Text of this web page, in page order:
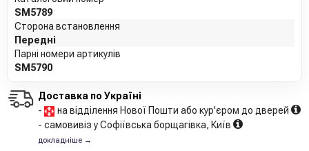
SM5789
Сторона встановлення
Передні
Парні номери артикулів
SM5790
Доставка по Україні
-
на відділення Нової Пошти або кур'єром до дверей
- самовивіз у Софіївська борщагівка, Київ
докладніше →